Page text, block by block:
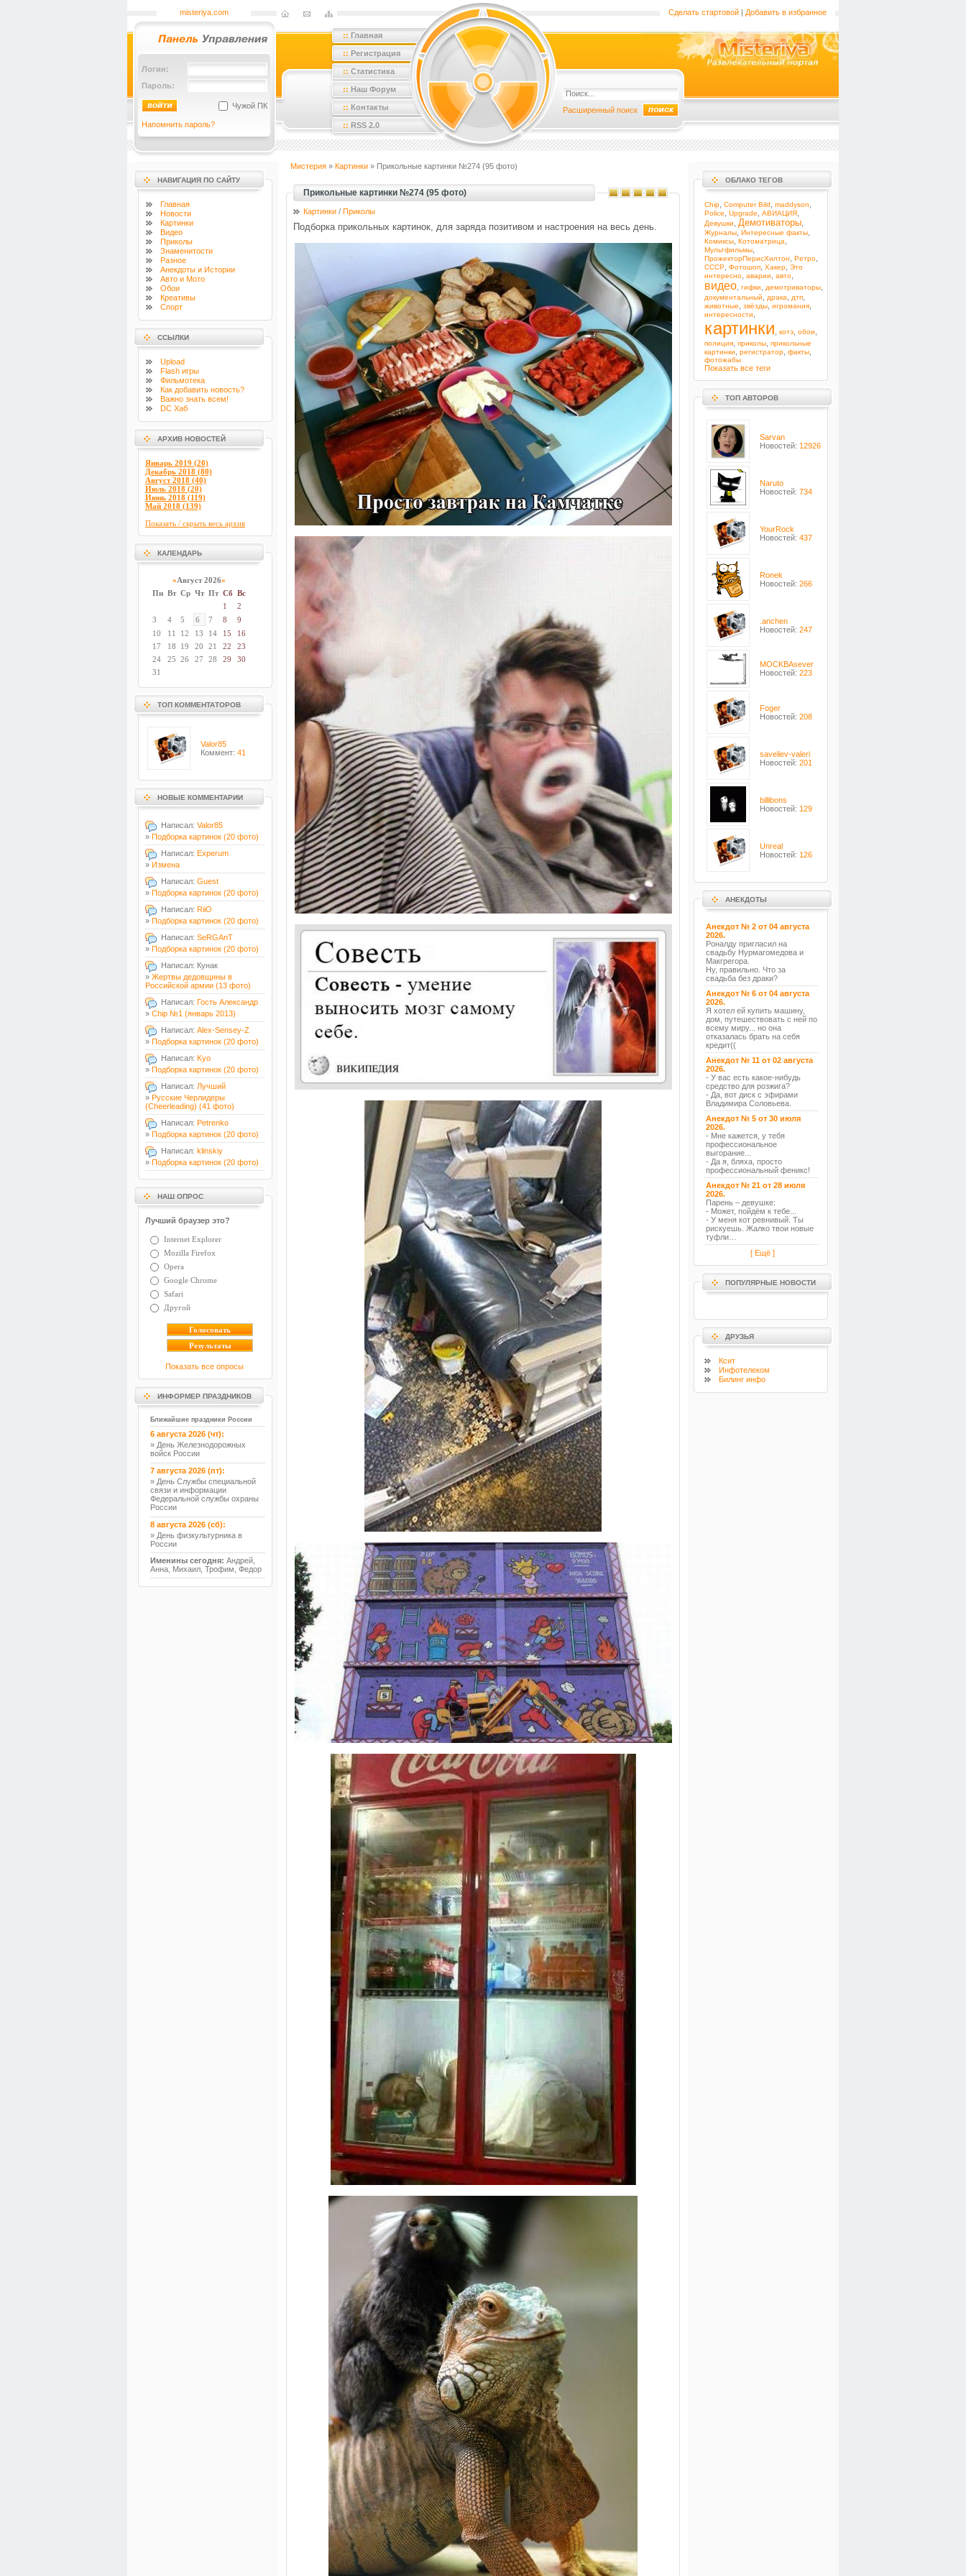
misteriya.com Сделать стартовой | Добавить в избранное
Логин:
Пароль:
Чужой ПК
Напомнить пароль?
:: Главная
:: Регистрация
:: Статистика
:: Наш Форум
:: Контакты
:: RSS 2.0
Расширенный поиск
НАВИГАЦИЯ ПО САЙТУ
Главная
Новости
Картинки
Видео
Приколы
Знаменитости
Разное
Анекдоты и Истории
Авто и Мото
Обои
Креативы
Спорт
ССЫЛКИ
Upload
Flash игры
Фильмотека
Как добавить новость?
Важно знать всем!
DC Хаб
АРХИВ НОВОСТЕЙ
Январь 2019 (20)
Декабрь 2018 (80)
Август 2018 (40)
Июль 2018 (20)
Июнь 2018 (119)
Май 2018 (139)
Показать / скрыть весь архив
КАЛЕНДАРЬ
«Август 2026»
Пн Вт Ср Чт Пт Сб Вс
1
2
3
4 5 6 7 8
9
10
11 12 13 14 15
16
17
18 19 20 21 22
23
24
25 26 27 28 29
30
31
ТОП КОММЕНТАТОРОВ
Valor85
Коммент: 41
НОВЫЕ КОММЕНТАРИИ
Написал: Valor85
» Подборка картинок (20 фото)
Написал: Experum
» Измена
Написал: Guest
» Подборка картинок (20 фото)
Написал: RiiO
» Подборка картинок (20 фото)
Написал: SeRGAnT
» Подборка картинок (20 фото)
Написал: Кунак
» Жертвы дедовщины в
Российской армии (13 фото)
Написал: Гость Александр
» Chip №1 (январь 2013)
Написал: Alex-Sensey-Z
» Подборка картинок (20 фото)
Написал: Kyo
» Подборка картинок (20 фото)
Написал: Лучший
» Русские Черлидеры
(Cheerleading) (41 фото)
Написал: Petrenko
» Подборка картинок (20 фото)
Написал: klinskiy
» Подборка картинок (20 фото)
НАШ ОПРОС
Лучший браузер это?
Internet Explorer
Mozilla Firefox
Opera
Google Chrome
Safari
Другой
Показать все опросы
ИНФОРМЕР ПРАЗДНИКОВ
Ближайшие праздники России
6 августа 2026 (чт):
» День Железнодорожных
войск России
7 августа 2026 (пт):
» День Службы специальной
связи и информации
Федеральной службы охраны
России
8 августа 2026 (сб):
» День физкультурника в
России
Именины сегодня: Андрей,
Анна, Михаил, Трофим, Федор
Мистерия » Картинки » Прикольные картинки №274 (95 фото)
Прикольные картинки №274 (95 фото)
Картинки / Приколы
Подборка прикольных картинок, для заряда позитивом и настроения на весь день.
ОБЛАКО ТЕГОВ
Chip Computer Bild maddyson
Police Upgrade АВИАЦИЯ
Девушки Демотиваторы
Журналы Интересные факты
Комиксы Котоматрица
Мультфильмы
ПрожекторПерисХилтон Ретро
СССР Фотошоп Хакер Это
интересно аварии авто
видео гифки демотриваторы
документальный драка дтп
животные звёзды игромания
интересности
картинки котэ обои
полиция приколы прикольные
картинки
регистратор факты
фотожабы
Показать все теги
ТОП АВТОРОВ
Sarvan
Новостей: 12926
Naruto
Новостей: 734
YourRock
Новостей: 437
Ronek
Новостей: 266
.anchen
Новостей: 247
MOCKBAsever
Новостей: 223
Foger
Новостей: 208
saveliev-valeri
Новостей: 201
billibons
Новостей: 129
Unreal
Новостей: 126
АНЕКДОТЫ
Анекдот № 2 от 04 августа
2026.
Роналду пригласил на
свадьбу Нурмагомедова и
Макгрегора.
Ну, правильно. Что за
свадьба без драки?
Анекдот № 6 от 04 августа
2026.
Я хотел ей купить машину,
дом, путешествовать с ней по
всему миру... но она
отказалась брать на себя
кредит((
Анекдот № 11 от 02 августа
2026.
- У вас есть какое-нибудь
средство для розжига?
- Да, вот диск с эфирами
Владимира Соловьева.
Анекдот № 5 от 30 июля
2026.
- Мне кажется, у тебя
профессиональное
выгорание...
- Да я, бляха, просто
профессиональный феникс!
Анекдот № 21 от 28 июля
2026.
Парень – девушке:
- Может, пойдём к тебе...
- У меня кот ревнивый. Ты
рискуешь. Жалко твои новые
туфли…
[ Ещё ]
ПОПУЛЯРНЫЕ НОВОСТИ
ДРУЗЬЯ
Ксит
Инфотелеком
Билинг инфо